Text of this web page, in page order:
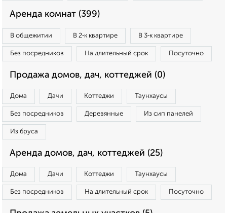
Аренда комнат (399)
В общежитии В 2‑к квартире В 3‑к квартире
Без посредников На длительный срок Посуточно
Продажа домов, дач, коттеджей (0)
Дома Дачи Коттеджи Таунхаусы
Без посредников Деревянные Из сип панелей
Из бруса
Аренда домов, дач, коттеджей (25)
Дома Дачи Коттеджи Таунхаусы
Без посредников На длительный срок Посуточно